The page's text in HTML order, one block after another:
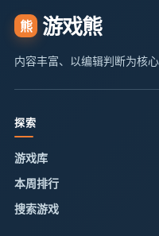
熊 游戏熊
内容丰富、以编辑判断为核心
探索
游戏库
本周排行
搜索游戏